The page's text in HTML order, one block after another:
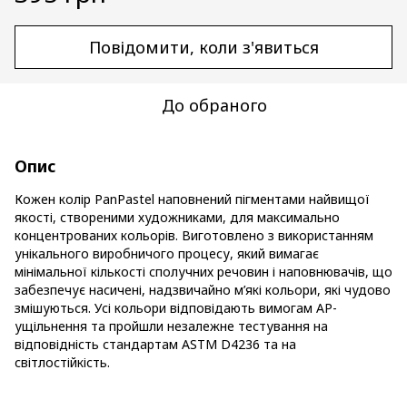
Повідомити, коли з'явиться
До обраного
Опис
Кожен колір PanPastel наповнений пігментами найвищої
якості, створеними художниками, для максимально
концентрованих кольорів. Виготовлено з використанням
унікального виробничого процесу, який вимагає
мінімальної кількості сполучних речовин і наповнювачів, що
забезпечує насичені, надзвичайно м’які кольори, які чудово
змішуються. Усі кольори відповідають вимогам AP-
ущільнення та пройшли незалежне тестування на
відповідність стандартам ASTM D4236 та на
світлостійкість.